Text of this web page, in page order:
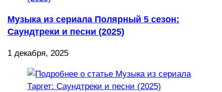
Музыка из сериала Полярный 5 сезон:
Саундтреки и песни (2025)
1 декабря, 2025